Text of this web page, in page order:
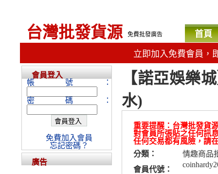
台灣批發貨源 免費批發廣告 首頁
立即加入免費會員，
【諾亞娛樂
水)
重要提醒：台灣批發貨
對會員所張貼之任何訊
任何交易都有風險，請
分類：
情趣商品
會員代號：
會員登入
帳號：
密碼：
免費加入會員
忘記密碼？
廣告